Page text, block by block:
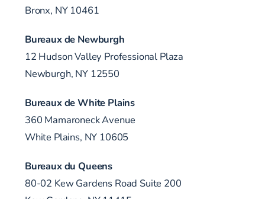
Bronx, NY 10461
Bureaux de Newburgh
12 Hudson Valley Professional Plaza
Newburgh, NY 12550
Bureaux de White Plains
360 Mamaroneck Avenue
White Plains, NY 10605
Bureaux du Queens
80-02 Kew Gardens Road Suite 200